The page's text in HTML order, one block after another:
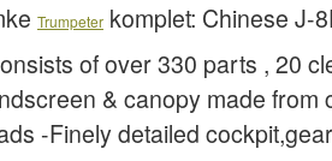
Trumpeter komplet: Chinese J-
of over 330 parts , 20
& canopy made from
-Finely detailed